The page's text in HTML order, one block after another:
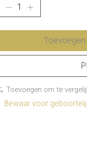
Toevoegen om te
Bewaar voor